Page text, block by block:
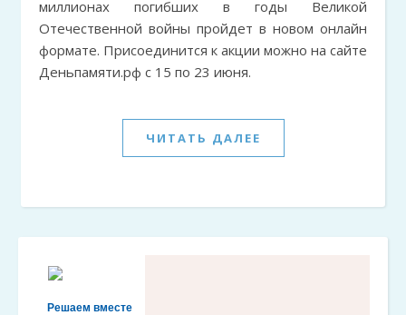
миллионах погибших в годы Великой
Отечественной войны пройдет в новом онлайн
формате. Присоединится к акции можно на сайте
Деньпамяти.рф с 15 по 23 июня.
ЧИТАТЬ ДАЛЕЕ
Решаем вместе